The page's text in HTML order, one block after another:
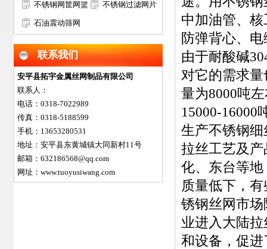
网
不锈钢网筐网篮 不锈钢过滤网片
石油震动筛网
联系我们
安平县拓宇金属丝网制品有限公司
联系人：
电话：0318-7022989
传真：0318-5188599
手机：13653280531
地址：安平县东黄城镇大同新村11号
邮箱：632186568@qq.com
网址：www.tuoyusiwang.com
中加油管、
防弹背心、
由于耐酸碱
对它的需求
量为8000吨
15000-16000
生产不锈钢
拉丝工艺及
化、东台等
质量低下，
锈钢丝网市
业进入大陆
和设备，促